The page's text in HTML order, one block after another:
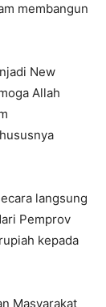
membangun
New
Allah
langsung
Pemprov
kepada
Masyarakat